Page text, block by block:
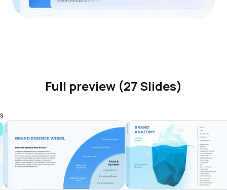
Full preview (27 Slides)
s